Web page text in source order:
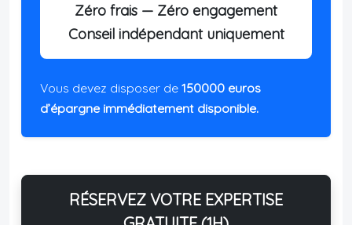
Zéro frais — Zéro engagement
Conseil indépendant uniquement
Vous devez disposer de 150000 euros
d’épargne immédiatement disponible.
RÉSERVEZ VOTRE EXPERTISE